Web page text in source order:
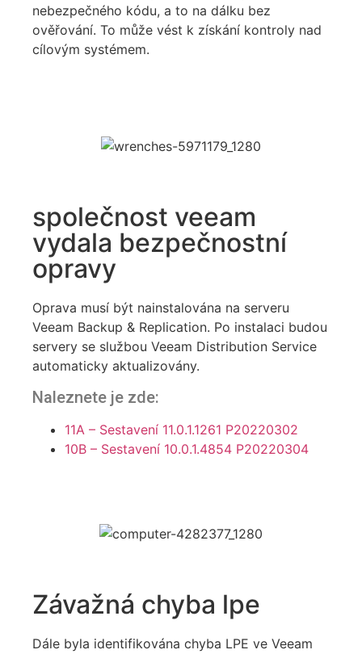
nebezpečného kódu, a to na dálku bez
ověřování. To může vést k získání kontroly nad
cílovým systémem.
společnost veeam
vydala bezpečnostní
opravy
Oprava musí být nainstalována na serveru
Veeam Backup & Replication. Po instalaci budou
servery se službou Veeam Distribution Service
automaticky aktualizovány.
Naleznete je zde:
11A – Sestavení 11.0.1.1261 P20220302
10B – Sestavení 10.0.1.4854 P20220304
Závažná chyba lpe
Dále byla identifikována chyba LPE ve Veeam